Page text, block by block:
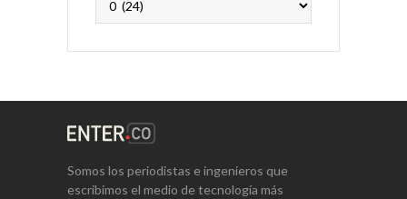
Somos los periodistas e ingenieros que
escribimos el medio de tecnología más